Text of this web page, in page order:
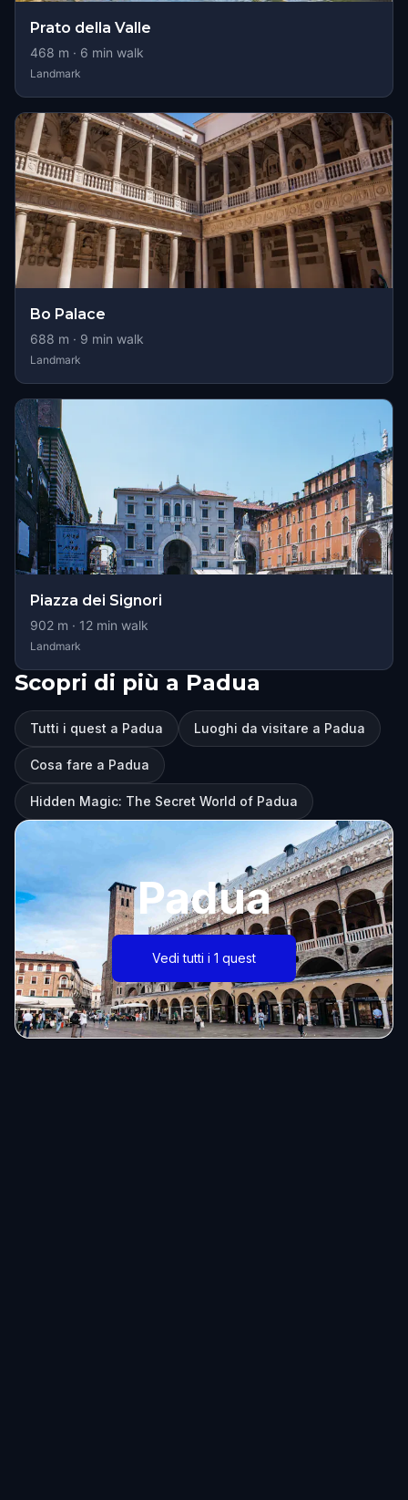
Prato della Valle
468 m · 6 min walk
Landmark
Bo Palace
688 m · 9 min walk
Landmark
Piazza dei Signori
902 m · 12 min walk
Landmark
Scopri di più a Padua
Tutti i quest a Padua Luoghi da visitare a Padua
Cosa fare a Padua
Hidden Magic: The Secret World of Padua
Padua
Vedi tutti i 1 quest